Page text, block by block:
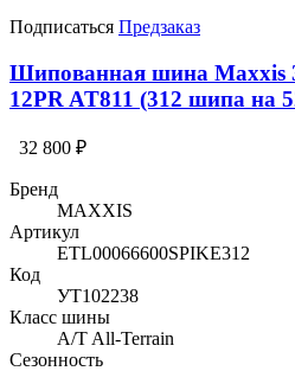
Подписаться Предзаказ
Шипованная шина Maxxis
12PR AT811 (312 шипа на
32 800 ₽
Бренд
MAXXIS
Артикул
ETL00066600SPIKE312
Код
УТ102238
Класс шины
A/T All-Terrain
Сезонность